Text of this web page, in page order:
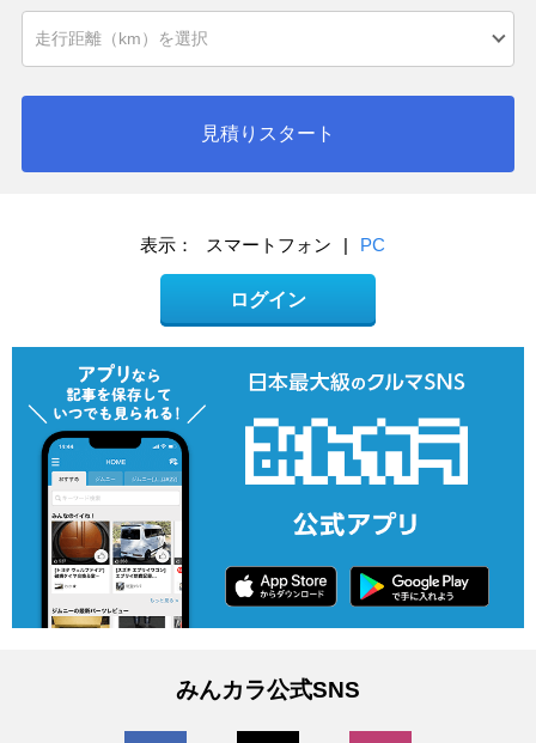
見積りスタート
表示： スマートフォン | PC
ログイン
みんカラ公式SNS